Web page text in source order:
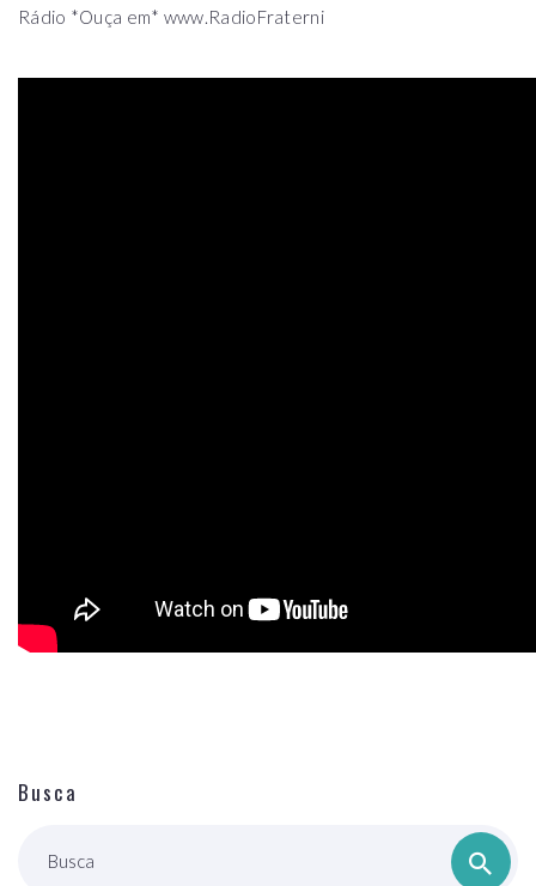
Rádio *Ouça em* www.RadioFraterni
Busca
Busca